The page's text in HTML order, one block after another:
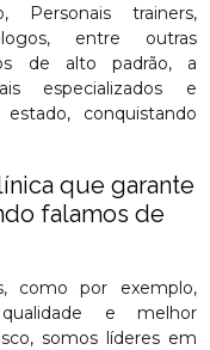
Personais trainers,
entre outras
de alto padrão, a
especializados e
conquistando
que garante
falamos de
como por exemplo,
e melhor
somos líderes em